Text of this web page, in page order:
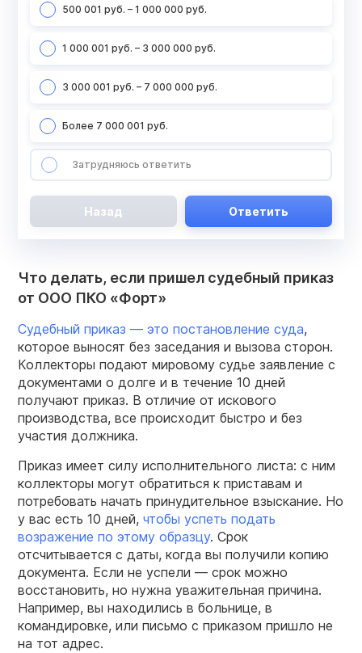
500 001 руб. – 1 000 000 руб.
1 000 001 руб. – 3 000 000 руб.
3 000 001 руб. – 7 000 000 руб.
Более 7 000 001 руб.
Затрудняюсь ответить
Назад Ответить
Что делать, если пришел судебный приказ
от ООО ПКО «Форт»
Судебный приказ — это постановление суда,
которое выносят без заседания и вызова сторон.
Коллекторы подают мировому судье заявление с
документами о долге и в течение 10 дней
получают приказ. В отличие от искового
производства, все происходит быстро и без
участия должника.
Приказ имеет силу исполнительного листа: с ним
коллекторы могут обратиться к приставам и
потребовать начать принудительное взыскание. Но
у вас есть 10 дней, чтобы успеть подать
возражение по этому образцу. Срок
отсчитывается с даты, когда вы получили копию
документа. Если не успели — срок можно
восстановить, но нужна уважительная причина.
Например, вы находились в больнице, в
командировке, или письмо с приказом пришло не
на тот адрес.